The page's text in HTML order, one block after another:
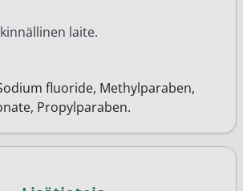
laite.
fluoride, Methylparaben,
Propylparaben.